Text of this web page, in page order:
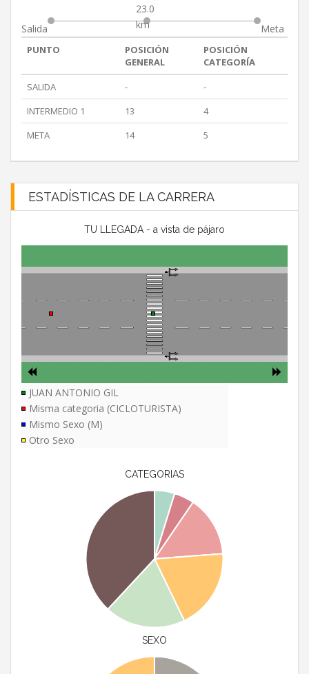
Salida
23.0
km
Meta
PUNTO
POSICIÓN
GENERAL
POSICIÓN
CATEGORÍA
SALIDA
-
-
INTERMEDIO 1
13
4
META
14 5
ESTADÍSTICAS DE LA CARRERA
TU LLEGADA - a vista de pájaro
JUAN ANTONIO GIL
Misma categoria (CICLOTURISTA)
Mismo Sexo (M)
Otro Sexo
CATEGORIAS
SEXO